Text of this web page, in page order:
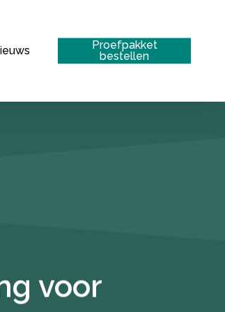
Proefpakket
bestellen
voor